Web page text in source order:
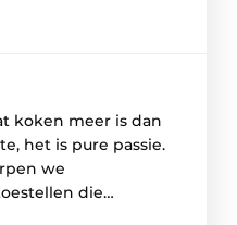
koken meer is dan
het is pure passie.
we
die